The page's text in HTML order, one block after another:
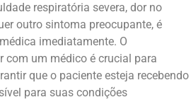
respiratória severa, dor no
outro sintoma preocupante, é
imediatamente. O
com um médico é crucial para
que o paciente esteja recebendo
para suas condições